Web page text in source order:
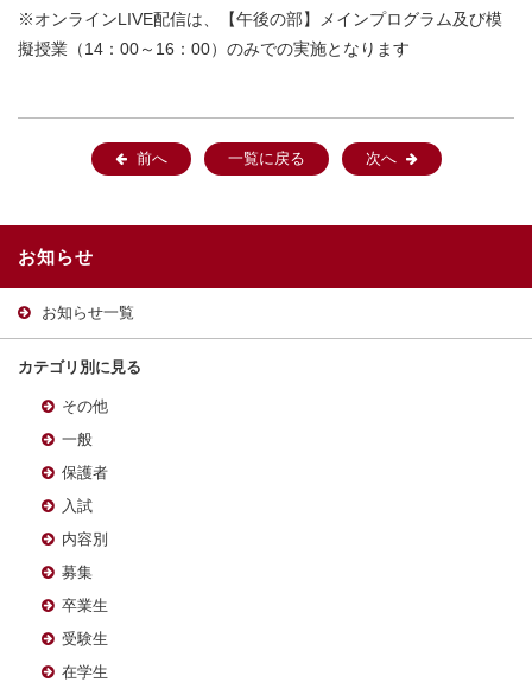
※オンラインLIVE配信は、【午後の部】メインプログラム及び模
擬授業（14：00～16：00）のみでの実施となります
前へ 一覧に戻る 次へ
お知らせ
お知らせ一覧
カテゴリ別に見る
その他
一般
保護者
入試
内容別
募集
卒業生
受験生
在学生